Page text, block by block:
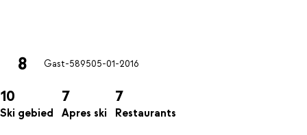
8 Gast-589505-01-2016
10
Ski gebied
7
Apres ski
7
Restaurants